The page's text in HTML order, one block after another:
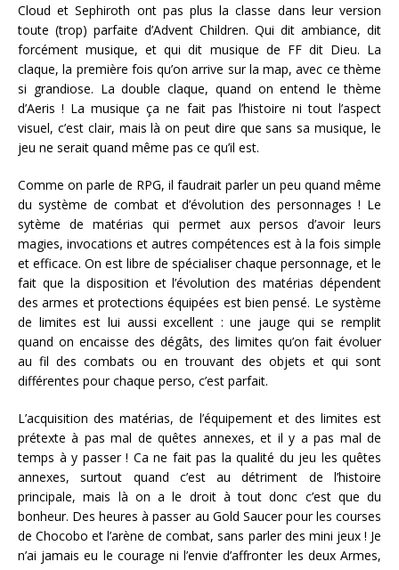
Cloud et Sephiroth ont pas plus la classe dans leur version
toute (trop) parfaite d’Advent Children. Qui dit ambiance, dit
forcément musique, et qui dit musique de FF dit Dieu. La
claque, la première fois qu’on arrive sur la map, avec ce thème
si grandiose. La double claque, quand on entend le thème
d’Aeris ! La musique ça ne fait pas l’histoire ni tout l’aspect
visuel, c’est clair, mais là on peut dire que sans sa musique, le
jeu ne serait quand même pas ce qu’il est.
Comme on parle de RPG, il faudrait parler un peu quand même
du système de combat et d’évolution des personnages ! Le
sytème de matérias qui permet aux persos d’avoir leurs
magies, invocations et autres compétences est à la fois simple
et efficace. On est libre de spécialiser chaque personnage, et le
fait que la disposition et l’évolution des matérias dépendent
des armes et protections équipées est bien pensé. Le système
de limites est lui aussi excellent : une jauge qui se remplit
quand on encaisse des dégâts, des limites qu’on fait évoluer
au fil des combats ou en trouvant des objets et qui sont
différentes pour chaque perso, c’est parfait.
L’acquisition des matérias, de l’équipement et des limites est
prétexte à pas mal de quêtes annexes, et il y a pas mal de
temps à y passer ! Ca ne fait pas la qualité du jeu les quêtes
annexes, surtout quand c’est au détriment de l’histoire
principale, mais là on a le droit à tout donc c’est que du
bonheur. Des heures à passer au Gold Saucer pour les courses
de Chocobo et l’arène de combat, sans parler des mini jeux ! Je
n’ai jamais eu le courage ni l’envie d’affronter les deux Armes,